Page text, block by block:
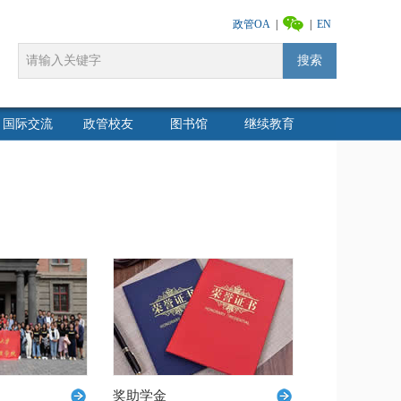
政管OA EN
搜索
国际交流 政管校友 图书馆 继续教育
奖助学金